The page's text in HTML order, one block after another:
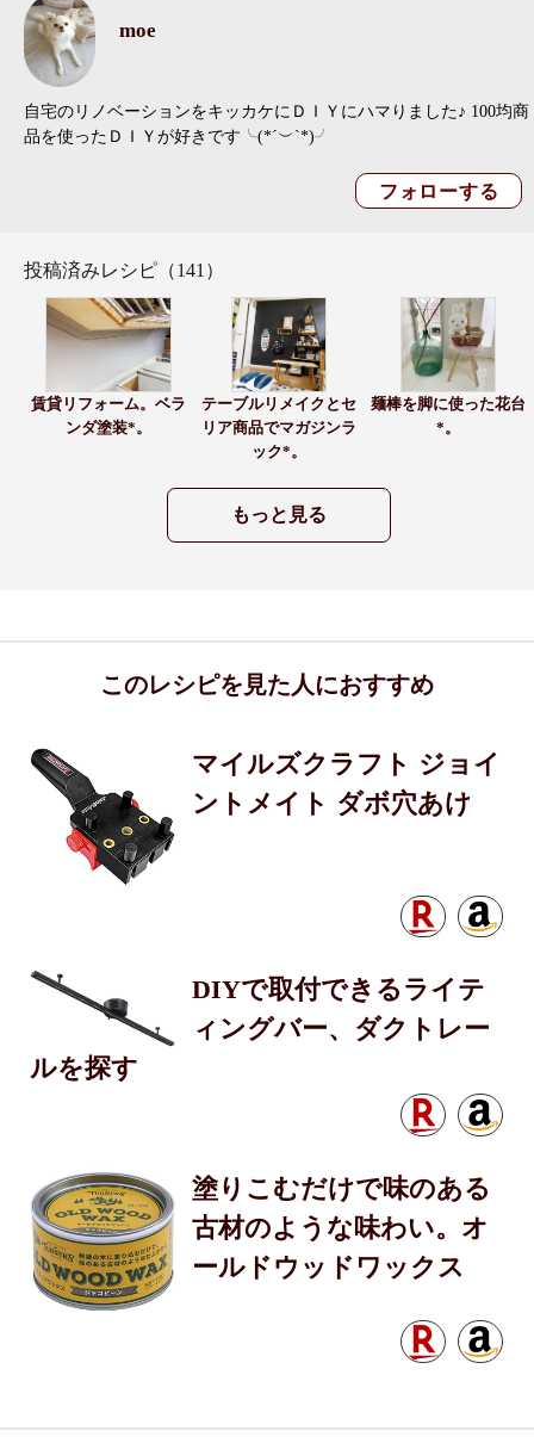
moe
自宅のリノベーションをキッカケにＤＩＹにハマりました♪ 100均商
品を使ったＤＩＹが好きです╰(*´︶`*)╯
投稿済みレシピ（141）
賃貸リフォーム。ベラ
ンダ塗装*。
テーブルリメイクとセ
リア商品でマガジンラ
ック*。
麺棒を脚に使った花台
*。
もっと見る
このレシピを見た人におすすめ
マイルズクラフト ジョイ
ントメイト ダボ穴あけ
DIYで取付できるライテ
ィングバー、ダクトレー
ルを探す
塗りこむだけで味のある
古材のような味わい。オ
ールドウッドワックス